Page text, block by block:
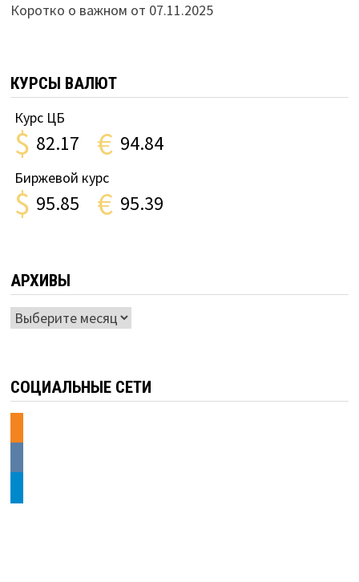
Коротко о важном от 07.11.2025
КУРСЫ ВАЛЮТ
Курс ЦБ
$ 82.17 € 94.84
Биржевой курс
$ 95.85 € 95.39
АРХИВЫ
Архивы
СОЦИАЛЬНЫЕ СЕТИ